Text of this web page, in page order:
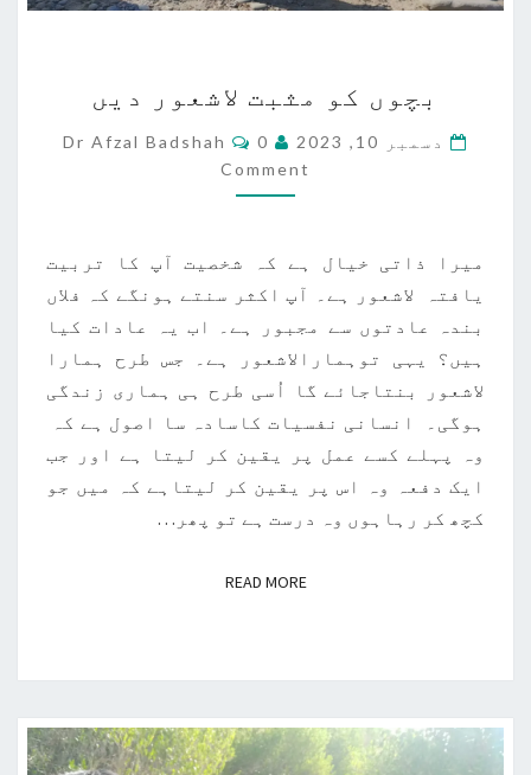
کو
مثبت
لاشعور
دیں
بچوں کو مثبت لاشعور دیں
دسمبر 10, 2023 Dr Afzal Badshah
Comments 0
Comment
میرا ذاتی خیال ہے کہ شخصیت آپ کا تربیت
یافتہ لاشعور ہے۔ آپ اکثر سنتے ہونگے کہ فلاں
بندہ عادتوں سے مجبور ہے۔ اب یہ عادات کیا
ہیں؟ یہی توہمارالاشعور ہے۔ جس طرح ہمارا
لاشعور بنتاجائے گا اُسی طرح ہی ہماری زندگی
ہوگی۔ انسانی نفسیات کاسادہ سا اصول ہے کہ
وہ پہلے کسے عمل پر یقین کر لیتا ہے اور جب
ایک دفعہ وہ اس پر یقین کر لیتاہے کہ میں جو
کچھ کر رہاہوں وہ درست ہے تو پھر…
READ MORE
READ MORE